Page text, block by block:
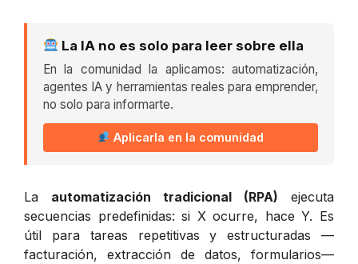
La IA no es solo para leer sobre ella
En la comunidad la aplicamos: automatización,
agentes IA y herramientas reales para emprender,
no solo para informarte.
Aplicarla en la comunidad
La automatización tradicional (RPA) ejecuta
secuencias predefinidas: si X ocurre, hace Y. Es
útil para tareas repetitivas y estructuradas —
facturación, extracción de datos, formularios—